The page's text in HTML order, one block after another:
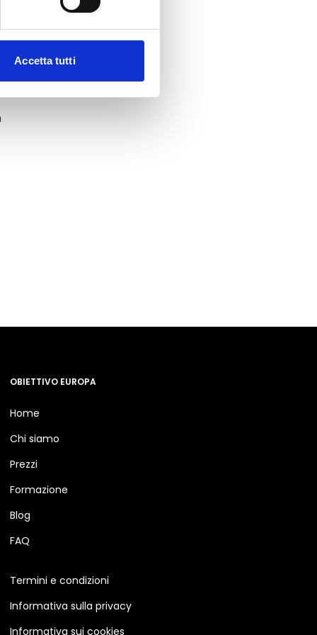
Accetta tutti
OBIETTIVO EUROPA
Home
Chi siamo
Prezzi
Formazione
Blog
FAQ
Termini e condizioni
Informativa sulla privacy
Informativa sui cookies